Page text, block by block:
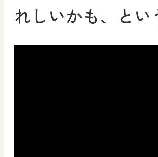
れしいかも、と